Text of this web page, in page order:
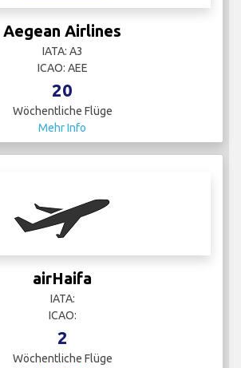
Aegean Airlines
IATA: A3
ICAO: AEE
20
Wöchentliche Flüge
Mehr Info
airHaifa
IATA:
ICAO:
2
Wöchentliche Flüge